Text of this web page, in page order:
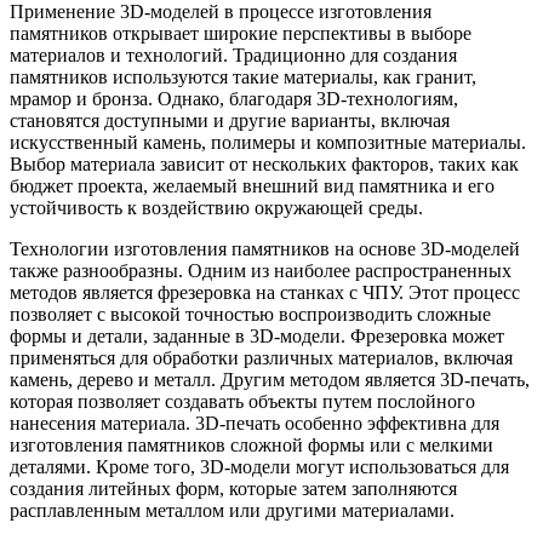
Применение 3D-моделей в процессе изготовления
памятников открывает широкие перспективы в выборе
материалов и технологий. Традиционно для создания
памятников используются такие материалы, как гранит,
мрамор и бронза. Однако, благодаря 3D-технологиям,
становятся доступными и другие варианты, включая
искусственный камень, полимеры и композитные материалы.
Выбор материала зависит от нескольких факторов, таких как
бюджет проекта, желаемый внешний вид памятника и его
устойчивость к воздействию окружающей среды.
Технологии изготовления памятников на основе 3D-моделей
также разнообразны. Одним из наиболее распространенных
методов является фрезеровка на станках с ЧПУ. Этот процесс
позволяет с высокой точностью воспроизводить сложные
формы и детали, заданные в 3D-модели. Фрезеровка может
применяться для обработки различных материалов, включая
камень, дерево и металл. Другим методом является 3D-печать,
которая позволяет создавать объекты путем послойного
нанесения материала. 3D-печать особенно эффективна для
изготовления памятников сложной формы или с мелкими
деталями. Кроме того, 3D-модели могут использоваться для
создания литейных форм, которые затем заполняются
расплавленным металлом или другими материалами.